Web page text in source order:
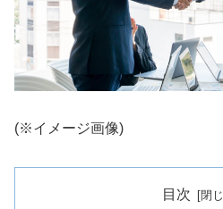
(※イメージ画像)
目次